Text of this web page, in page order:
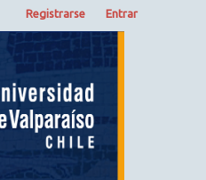
Registrarse Entrar